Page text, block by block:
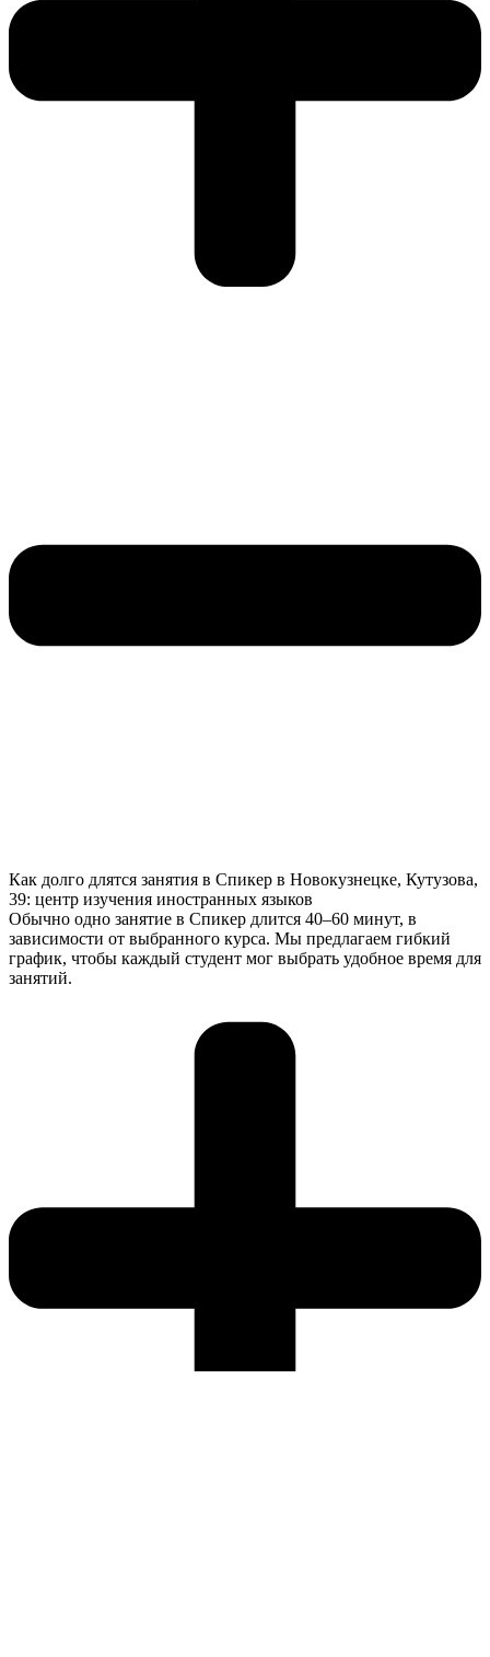
Как долго длятся занятия в Спикер в Новокузнецке, Кутузова,
39: центр изучения иностранных языков
Обычно одно занятие в Спикер длится 40–60 минут, в
зависимости от выбранного курса. Мы предлагаем гибкий
график, чтобы каждый студент мог выбрать удобное время для
занятий.